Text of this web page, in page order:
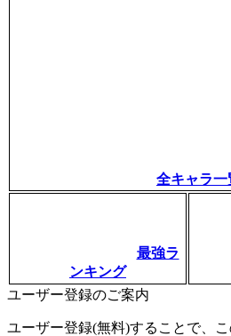
全キャラ一
最強ラ
ンキング
ユーザー登録のご案内
ユーザー登録(無料)することで、